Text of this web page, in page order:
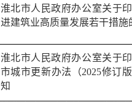
淮北市人民政府办公室关于
进建筑业高质量发展若干措施
淮北市人民政府办公室关于
市城市更新办法（2025修订
知